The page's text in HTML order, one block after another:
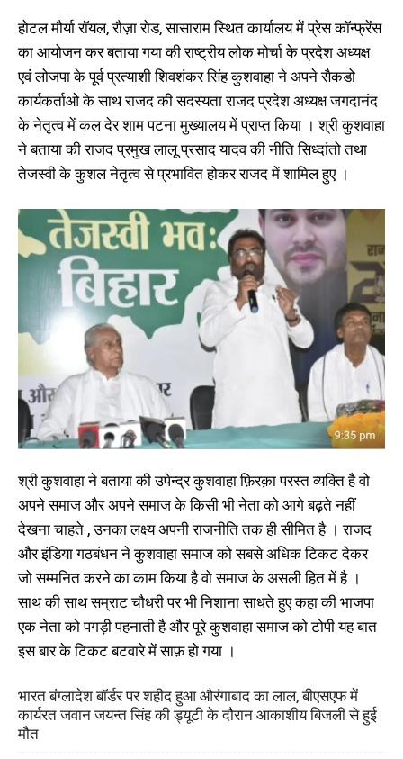
अभय कुशवाहा पहुंचे औरंगाबाद, वायरल
डांस वीडियो को लेकर दिया बयान
March 22, 2024
In "औरंगाबाद"
July 4, 2024
आयोजित राजनीतिक एकजुटता रैली रही
ऐतिहासिक
September 5, 2025
In "औरंगाबाद"
होटल मौर्या रॉयल, रौज़ा रोड, सासाराम स्थित कार्यालय में प्रेस कॉन्फ्रेंस
का आयोजन कर बताया गया की राष्ट्रीय लोक मोर्चा के प्रदेश अध्यक्ष
एवं लोजपा के पूर्व प्रत्याशी शिवशंकर सिंह कुशवाहा ने अपने सैकडो
कार्यकर्ताओ के साथ राजद की सदस्यता राजद प्रदेश अध्यक्ष जगदानंद
के नेतृत्व में कल देर शाम पटना मुख्यालय में प्राप्त किया । श्री कुशवाहा
ने बताया की राजद प्रमुख लालू प्रसाद यादव की नीति सिध्दांतो तथा
तेजस्वी के कुशल नेतृत्व से प्रभावित होकर राजद में शामिल हुए ।
श्री कुशवाहा ने बताया की उपेन्द्र कुशवाहा फ़िरक़ा परस्त व्यक्ति है वो
अपने समाज और अपने समाज के किसी भी नेता को आगे बढ़ते नहीं
देखना चाहते , उनका लक्ष्य अपनी राजनीति तक ही सीमित है । राजद
और इंडिया गठबंधन ने कुशवाहा समाज को सबसे अधिक टिकट देकर
जो सम्मनित करने का काम किया है वो समाज के असली हित में है ।
साथ की साथ सम्राट चौधरी पर भी निशाना साधते हुए कहा की भाजपा
एक नेता को पगड़ी पहनाती है और पूरे कुशवाहा समाज को टोपी यह बात
इस बार के टिकट बटवारे में साफ़ हो गया ।
भारत बंग्लादेश बॉर्डर पर शहीद हुआ औरंगाबाद का लाल, बीएसएफ में
कार्यरत जवान जयन्त सिंह की ड्यूटी के दौरान आकाशीय बिजली से हुई
मौत